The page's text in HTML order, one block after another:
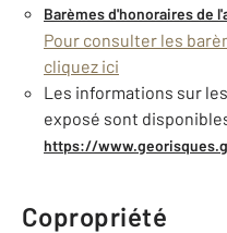
Barèmes d'honoraires de
Pour consulter les
cliquez ici
Les informations sur
exposé sont
https://
Copropriété